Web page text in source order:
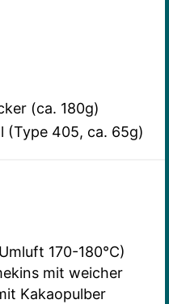
(ca. 180g)
(Type 405, ca. 65g)
170-180°C)
mit weicher
Kakaopulber